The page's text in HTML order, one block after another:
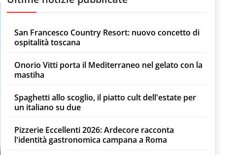
San Francesco Country Resort: nuovo concetto di
ospitalità toscana
Onorio Vitti porta il Mediterraneo nel gelato con la
mastiha
Spaghetti allo scoglio, il piatto cult dell'estate per
un italiano su due
Pizzerie Eccellenti 2026: Ardecore racconta
l'identità gastronomica campana a Roma